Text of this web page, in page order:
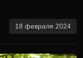
18 февраля 2024